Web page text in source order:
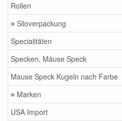
Rollen
≡ Siloverpackung
Specialitäten
Specken, Mäuse Speck
Mause Speck Kugeln nach Farbe
≡ Marken
USA Import